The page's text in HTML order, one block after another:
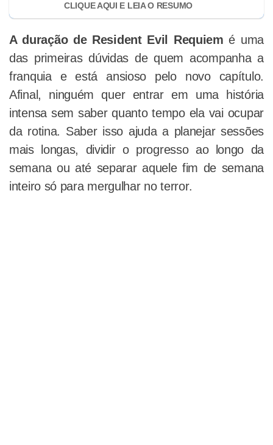
A duração de Resident Evil Requiem é uma
das primeiras dúvidas de quem acompanha a
franquia e está ansioso pelo novo capítulo.
Afinal, ninguém quer entrar em uma história
intensa sem saber quanto tempo ela vai ocupar
da rotina. Saber isso ajuda a planejar sessões
mais longas, dividir o progresso ao longo da
semana ou até separar aquele fim de semana
inteiro só para mergulhar no terror.